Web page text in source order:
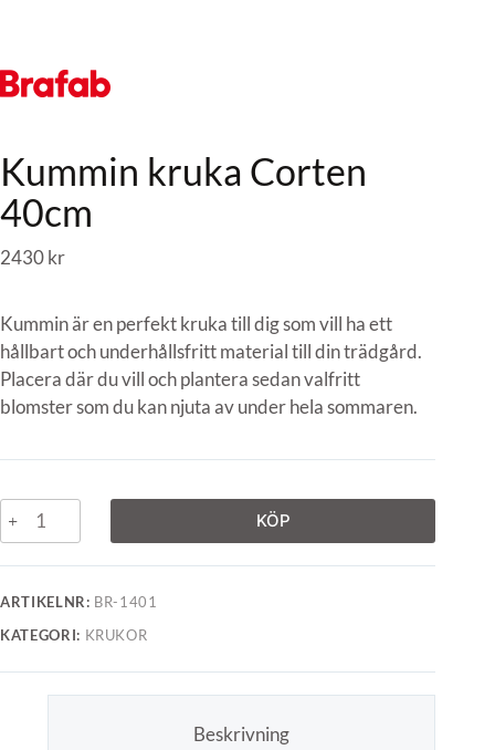
Kummin kruka Corten
40cm
2430kr
Kummin är en perfekt kruka till dig som vill ha ett
hållbart och underhållsfritt material till din trädgård.
Placera där du vill och plantera sedan valfritt
blomster som du kan njuta av under hela sommaren.
KÖP
ARTIKELNR: BR-1401
KATEGORI: KRUKOR
Beskrivning